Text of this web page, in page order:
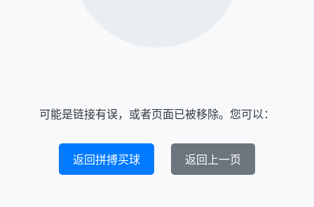
可能是链接有误，或者页面已被移除。您可以：
返回拼搏买球 返回上一页